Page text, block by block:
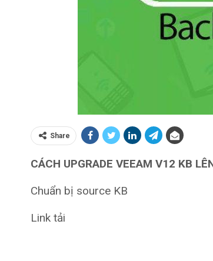
Share
CÁCH UPGRADE VEEAM V12 KB
Chuẩn bị source KB
Link tải